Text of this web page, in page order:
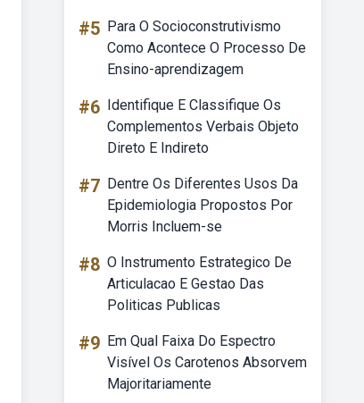
#5 Para O Socioconstrutivismo
Como Acontece O Processo De
Ensino-aprendizagem
#6 Identifique E Classifique Os
Complementos Verbais Objeto
Direto E Indireto
#7 Dentre Os Diferentes Usos Da
Epidemiologia Propostos Por
Morris Incluem-se
#8 O Instrumento Estrategico De
Articulacao E Gestao Das
Politicas Publicas
#9 Em Qual Faixa Do Espectro
Visível Os Carotenos Absorvem
Majoritariamente